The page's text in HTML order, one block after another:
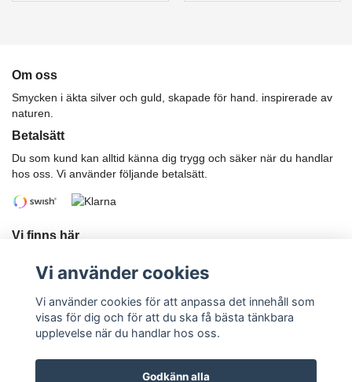
Om oss
Smycken i äkta silver och guld, skapade för hand. inspirerade av
naturen.
Betalsätt
Du som kund kan alltid känna dig trygg och säker när du handlar
hos oss. Vi använder följande betalsätt.
Vi finns här
Telefon: 070-247 85 02
Vi använder cookies
Vi använder cookies för att anpassa det innehåll som
visas för dig och för att du ska få bästa tänkbara
upplevelse när du handlar hos oss.
Godkänn alla